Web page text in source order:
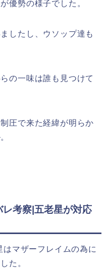
優勢の様子でした。
したし、ウソップ達も
の一味は誰も見つけて
圧で来た経緯が明らか
考察|五老星が対応
マザーフレイムの為に
た。